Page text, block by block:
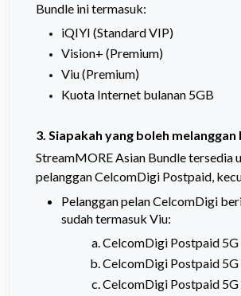
Bundle ini termasuk:
iQIYI (Standard VIP)
Vision+ (Premium)
Viu (Premium)
Kuota Internet bulanan 5GB
3. Siapakah yang boleh melanggan
StreamMORE Asian Bundle tersedia
pelanggan CelcomDigi Postpaid,
Pelanggan pelan CelcomDigi
sudah termasuk Viu:
CelcomDigi Postpaid
CelcomDigi Postpaid
CelcomDigi Postpaid